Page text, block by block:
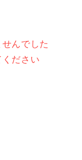
んでした
ださい